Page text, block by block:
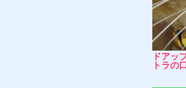
ドアッ
トラの